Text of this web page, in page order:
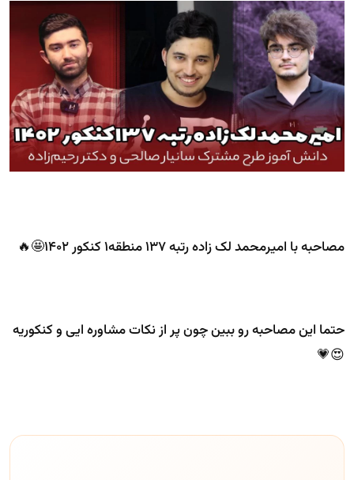
مصاحبه با امیرمحمد لک زاده رتبه 137 منطقه1 کنکور 1402🤩🔥
حتما این مصاحبه رو ببین چون پر از نکات مشاوره ایی و کنکوریه
😍💗